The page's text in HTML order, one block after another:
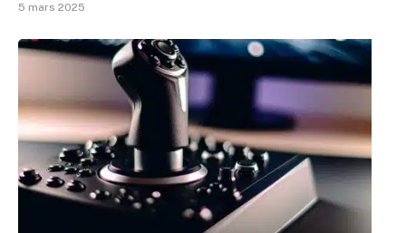
5 mars 2025